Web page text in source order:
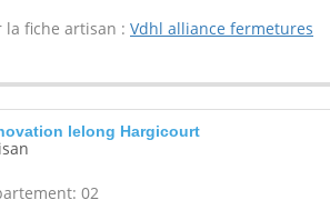
la fiche artisan : Vdhl alliance fermetures
lelong Hargicourt
02